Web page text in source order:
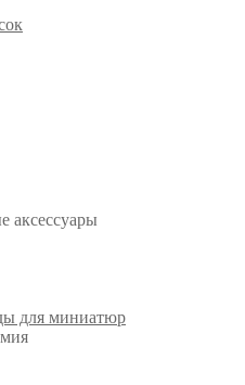
аксессуары
для миниатюр